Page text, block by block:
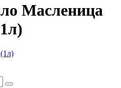
Масленица